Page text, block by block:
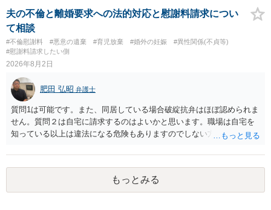
夫の不倫と離婚要求への法的対応と慰謝料請求につい
て相談
#不倫慰謝料 #悪意の遺棄 #育児放棄 #婚外の妊娠
#異性関係(不貞等)
#慰謝料請求したい側
2026年8月2日
肥田 弘昭 弁護士
質問1は可能です。また、同居している場合破綻抗弁はほぼ認められま
せん。質問２は自宅に請求するのはよいかと思います。職場は自宅を
知っている以上は違法になる危険もありますのでしない方が良いで
かと思います。有責配偶者ですので相手方からの離婚は拒否しても仮
に訴訟されても法的に成立しません。質問５は認知すると養育費支払
い、相続権が発生します。合意があれば法的に可能ですが法律で強制
することはできません。質問６は可能です。質問７は不貞行為の写真
もっとみる